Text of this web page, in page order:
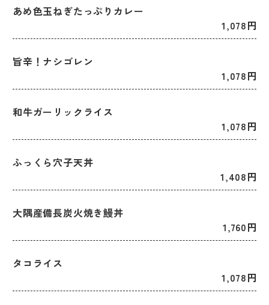
あめ色玉ねぎたっぷりカレー
1,078円
旨辛！ナシゴレン
1,078円
和牛ガーリックライス
1,078円
ふっくら穴子天丼
1,408円
大隅産備長炭火焼き鰻丼
1,760円
タコライス
1,078円